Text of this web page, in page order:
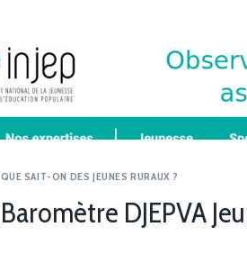
QUE SAIT-ON DES JEUNES RURAUX ?
Baromètre DJEPVA